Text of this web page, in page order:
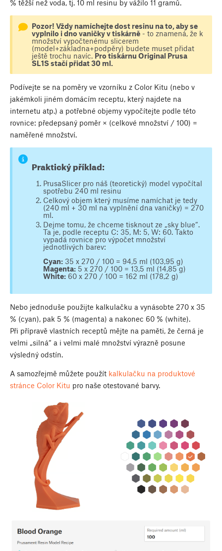
% těžší než voda, tj. 10 ml resinu by vážilo 11 gramů.
Pozor! Vždy namíchejte dost resinu na to, aby se
vyplnilo i dno vaničky v tiskárně- to znamená, že k
množství vypočtenému slicerem
(model+základna+podpěry) budete muset přidat
ještě trochu navíc. Pro tiskárnu Original Prusa
SL1S stačí přidat 30 ml.
Podívejte se na poměry ve vzorníku z Color Kitu (nebo v
jakémkoli jiném domácím receptu, který najdete na
internetu atp.) a potřebné objemy vypočítejte podle této
rovnice: předepsaný poměr × (celkové množství / 100) =
naměřené množství.
Praktický příklad:
PrusaSlicer pro náš (teoretický) model vypočítal
spotřebu 240 ml resinu
Celkový objem který musíme namíchat je tedy
(240 ml + 30 ml na vyplnění dna vaničky) = 270
ml.
Dejme tomu, že chceme tisknout ze „sky blue“.
Ta je, podle receptu C: 35, M: 5, W: 60. Takto
vypadá rovnice pro výpočet množství
jednotlivých barev:
Cyan: 35 x 270 / 100 = 94,5 ml (103,95 g)
Magenta: 5 x 270 / 100 = 13,5 ml (14,85 g)
White: 60 x 270 / 100 = 162 ml (178,2 g)
Nebo jednoduše použijte kalkulačku a vynásobte 270 x 35
% (cyan), pak 5 % (magenta) a nakonec 60 % (white).
Při přípravě vlastních receptů mějte na paměti, že černá je
velmi „silná“ a i velmi malé množství výrazně posune
výsledný odstín.
A samozřejmě můžete použít kalkulačku na produktové
stránce Color Kitu pro naše otestované barvy.